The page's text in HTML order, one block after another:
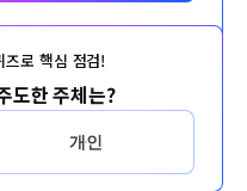
즈로 핵심 점검!
도한 주체는?
개인